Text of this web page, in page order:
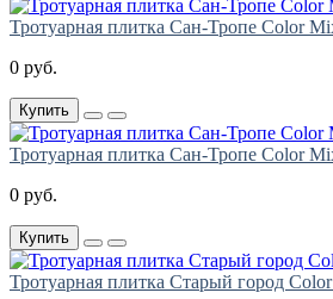
Тротуарная плитка Сан-Тропе Color
0 руб.
Купить
Тротуарная плитка Сан-Тропе Color
0 руб.
Купить
Тротуарная плитка Старый город